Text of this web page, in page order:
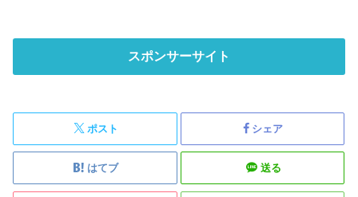
スポンサーサイト
ポスト シェア
はてブ 送る